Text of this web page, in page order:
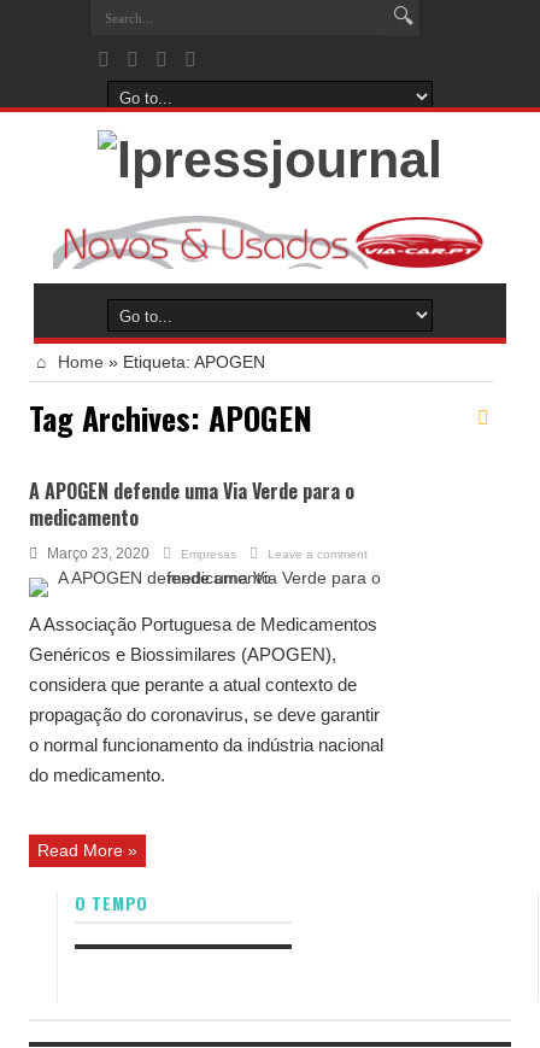
Home » Etiqueta: APOGEN
Tag Archives: APOGEN
A APOGEN defende uma Via Verde para o
medicamento
Março 23, 2020 Empresas Leave a comment
A Associação Portuguesa de Medicamentos
Genéricos e Biossimilares (APOGEN),
considera que perante a atual contexto de
propagação do coronavirus, se deve garantir
o normal funcionamento da indústria nacional
do medicamento.
Read More »
O TEMPO